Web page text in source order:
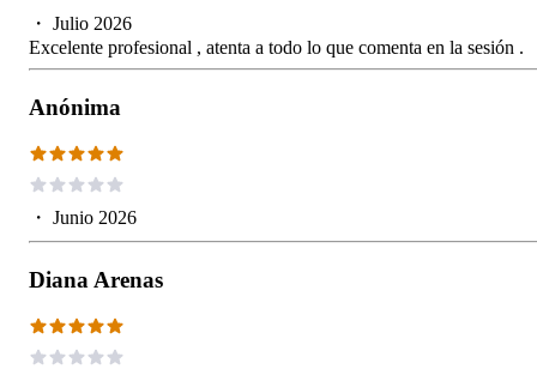
・ Julio 2026
Excelente profesional , atenta a todo lo que comenta en la sesión .
Anónima
・ Junio 2026
Diana Arenas